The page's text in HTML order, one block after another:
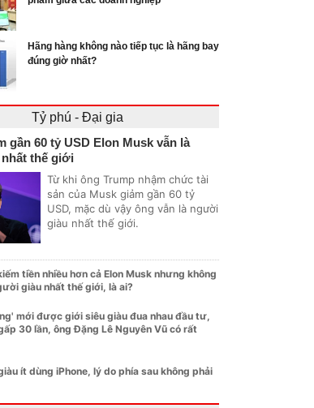
Hãng hàng không nào tiếp tục là hãng bay
đúng giờ nhất?
Tỷ phú - Đại gia
gần 60 tỷ USD Elon Musk vẫn là
thế giới
Từ khi ông Trump nhậm chức tài
sản của Musk giảm gần 60 tỷ
USD, mặc dù vậy ông vẫn là người
giàu nhất thế giới.
tiền nhiều hơn cả Elon Musk nhưng không
giàu nhất thế giới, là ai?
mới được giới siêu giàu đua nhau đầu tư,
30 lần, ông Đặng Lê Nguyên Vũ có rất
ít dùng iPhone, lý do phía sau không phải